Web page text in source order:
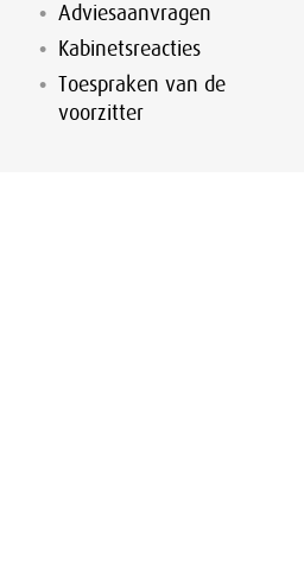
Adviesaanvragen
Kabinetsreacties
Toespraken van de
voorzitter